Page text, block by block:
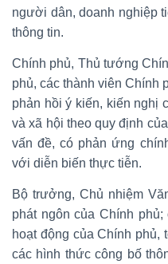
người dân, doanh nghiệp
thông tin.
Chính phủ, Thủ tướng
phủ, các thành viên Chính
phản hồi ý kiến, kiến nghị
và xã hội theo quy định
vấn đề, có phản ứng
với diễn biến thực tiễn.
Bộ trưởng, Chủ nhiệm
phát ngôn của Chính
hoạt động của Chính phủ,
các hình thức công bố